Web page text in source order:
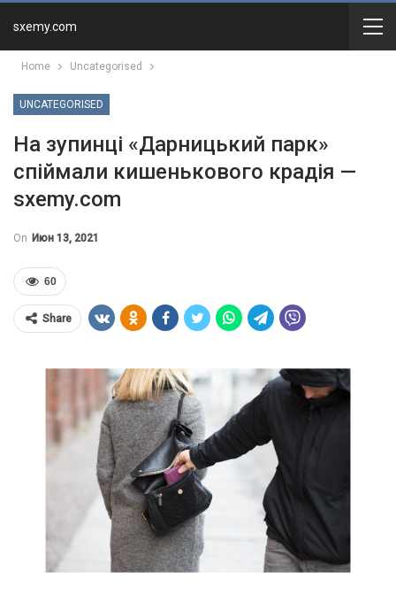
sxemy.com
Home Uncategorised
UNCATEGORISED
На зупинці «Дарницький парк»
спіймали кишенькового крадія —
sxemy.com
On Июн 13, 2021
60
Share